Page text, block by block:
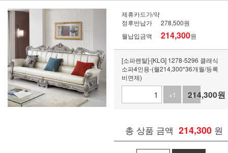
제휴카드가/약
정후반납가
278,500원
월납입금액
214,300원
[소파렌탈]-[KLG] 1278-5296 클래식
소파4인용-(월214,300*36개월/등록
비면제)
+1
-1
214,300원
총 상품 금액 214,300 원